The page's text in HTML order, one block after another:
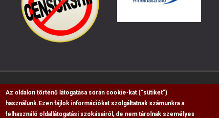
Kapcsolat Médiaajánlat Impresszum GDPR
RSS
Az oldalon történő látogatása során cookie-kat (“sütiket”)
használunk. Ezen fájlok információkat szolgáltatnak számunkra a
felhasználó oldallátogatási szokásairól, de nem tárolnak személyes